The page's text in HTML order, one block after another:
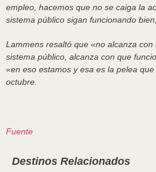
empleo, hacemos que no se caiga la
sistema público sigan funcionando
Lammens resaltó que «no alcanza
sistema público, alcanza con que
«en eso estamos y esa es la pelea
octubre.
Fuente
Destinos Relacionados